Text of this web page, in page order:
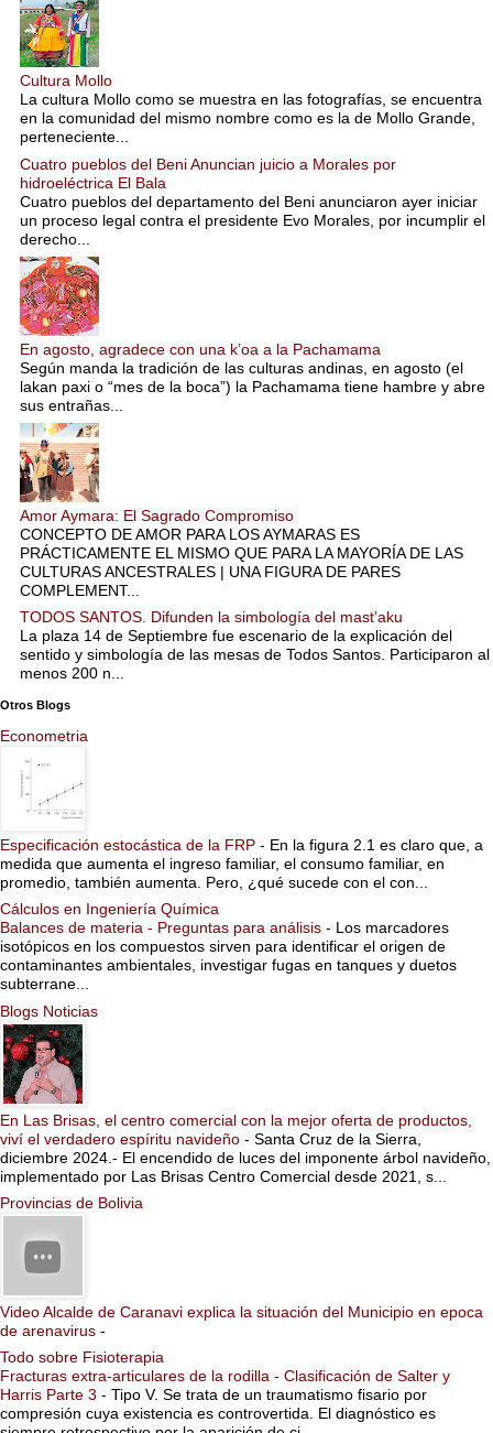
Cultura Mollo
La cultura Mollo como se muestra en las fotografías, se encuentra
en la comunidad del mismo nombre como es la de Mollo Grande,
perteneciente...
Cuatro pueblos del Beni Anuncian juicio a Morales por
hidroeléctrica El Bala
Cuatro pueblos del departamento del Beni anunciaron ayer iniciar
un proceso legal contra el presidente Evo Morales, por incumplir el
derecho...
En agosto, agradece con una k’oa a la Pachamama
Según manda la tradición de las culturas andinas, en agosto (el
lakan paxi o “mes de la boca”) la Pachamama tiene hambre y abre
sus entrañas...
Amor Aymara: El Sagrado Compromiso
CONCEPTO DE AMOR PARA LOS AYMARAS ES
PRÁCTICAMENTE EL MISMO QUE PARA LA MAYORÍA DE LAS
CULTURAS ANCESTRALES | UNA FIGURA DE PARES
COMPLEMENT...
TODOS SANTOS. Difunden la simbología del mast’aku
La plaza 14 de Septiembre fue escenario de la explicación del
sentido y simbología de las mesas de Todos Santos. Participaron al
menos 200 n...
Otros Blogs
Econometria
Especificación estocástica de la FRP - En la figura 2.1 es claro que, a
medida que aumenta el ingreso familiar, el consumo familiar, en
promedio, también aumenta. Pero, ¿qué sucede con el con...
Cálculos en Ingeniería Química
Balances de materia - Preguntas para análisis - Los marcadores
isotópicos en los compuestos sirven para identificar el origen de
contaminantes ambientales, investigar fugas en tanques y duetos
subterrane...
Blogs Noticias
En Las Brisas, el centro comercial con la mejor oferta de productos,
viví el verdadero espíritu navideño - Santa Cruz de la Sierra,
diciembre 2024.- El encendido de luces del imponente árbol navideño,
implementado por Las Brisas Centro Comercial desde 2021, s...
Provincias de Bolivia
Video Alcalde de Caranavi explica la situación del Municipio en epoca
de arenavirus -
Todo sobre Fisioterapia
Fracturas extra-articulares de la rodilla - Clasificación de Salter y
Harris Parte 3 - Tipo V. Se trata de un traumatismo fisario por
compresión cuya existencia es controvertida. El diagnóstico es